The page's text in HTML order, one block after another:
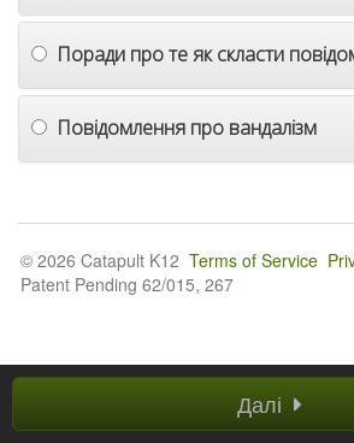
Поради про те як скласти
Повідомлення про вандалізм
Далі
© 2026 Catapult K12 Terms of Service
Patent Pending 62/015, 267